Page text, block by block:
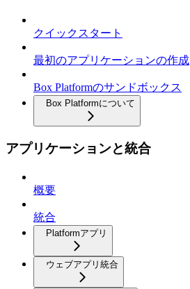
クイックスタート
最初のアプリケーションの作成
Box Platformのサンドボックス
Box Platformについて
アプリケーションと統合
概要
統合
Platformアプリ
ウェブアプリ統合